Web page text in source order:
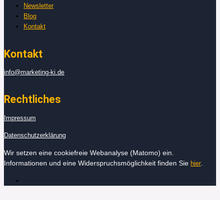
Newsletter
Blog
Kontakt
Kontakt
info@marketing-ki.de
Rechtliches
Impressum
Datenschutzerklärung
Wir setzen eine cookiefreie Webanalyse (Matomo) ein.
Informationen und eine Widerspruchsmöglichkeit finden Sie hier